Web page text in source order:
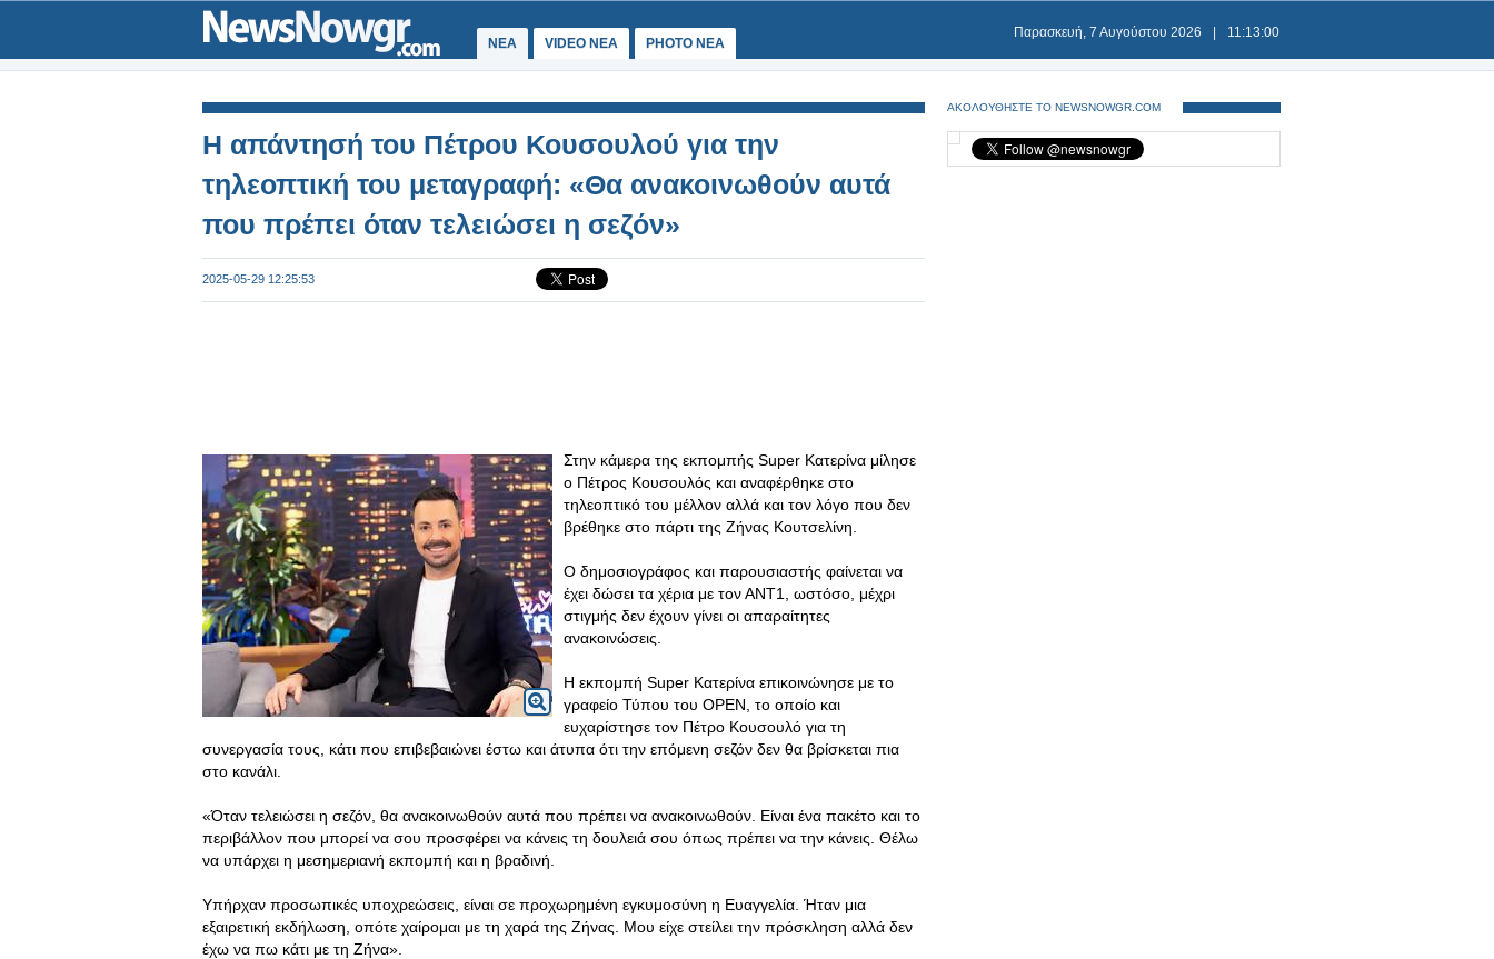
ΝΕΑ VIDEO NEA PHOTO NEA
Παρασκευή, 7 Αυγούστου 2026 11:13:01
Η απάντησή του Πέτρου Κουσουλού για την
τηλεοπτική του μεταγραφή: «Θα ανακοινωθούν αυτά
που πρέπει όταν τελειώσει η σεζόν»
2025-05-29 12:25:53
Στην κάμερα της εκπομπής Super Κατερίνα μίλησε
ο Πέτρος Κουσουλός και αναφέρθηκε στο
τηλεοπτικό του μέλλον αλλά και τον λόγο που δεν
βρέθηκε στο πάρτι της Ζήνας Κουτσελίνη.
Ο δημοσιογράφος και παρουσιαστής φαίνεται να
έχει δώσει τα χέρια με τον ΑΝΤ1, ωστόσο, μέχρι
στιγμής δεν έχουν γίνει οι απαραίτητες
ανακοινώσεις.
Η εκπομπή Super Κατερίνα επικοινώνησε με το
γραφείο Τύπου του ΟΡΕΝ, το οποίο και
ευχαρίστησε τον Πέτρο Κουσουλό για τη
συνεργασία τους, κάτι που επιβεβαιώνει έστω και άτυπα ότι την επόμενη σεζόν δεν θα βρίσκεται πια
στο κανάλι.
«Όταν τελειώσει η σεζόν, θα ανακοινωθούν αυτά που πρέπει να ανακοινωθούν. Είναι ένα πακέτο και το
περιβάλλον που μπορεί να σου προσφέρει να κάνεις τη δουλειά σου όπως πρέπει να την κάνεις. Θέλω
να υπάρχει η μεσημεριανή εκπομπή και η βραδινή.
Υπήρχαν προσωπικές υποχρεώσεις, είναι σε προχωρημένη εγκυμοσύνη η Ευαγγελία. Ήταν μια
εξαιρετική εκδήλωση, οπότε χαίρομαι με τη χαρά της Ζήνας. Μου είχε στείλει την πρόσκληση αλλά δεν
έχω να πω κάτι με τη Ζήνα».
ΑΚΟΛΟΥΘΗΣΤΕ ΤΟ NEWSNOWGR.COM